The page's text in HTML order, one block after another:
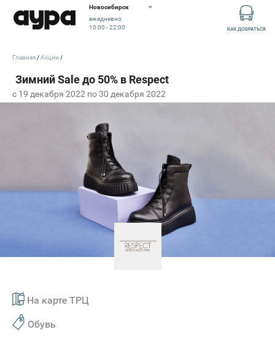
Новосибирск
ежедневно
10:00 - 22:00
КАК ДОБРАТЬСЯ
c 19 декабря 2022 по 30 декабря 2022
На карте ТРЦ
Обувь
Главная Акции